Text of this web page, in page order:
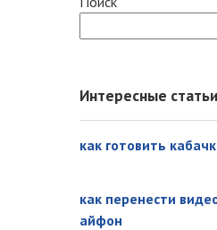
Интересные статьи
как готовить
как перенести
айфон